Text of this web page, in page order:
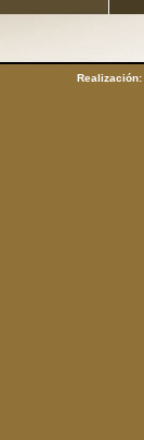
Realización: